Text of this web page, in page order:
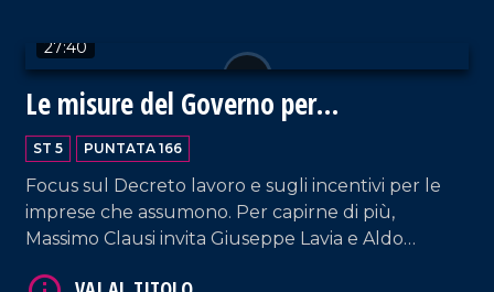
27:40
Le misure del Governo per
l'occupazione
ST 5 PUNTATA 166
Focus sul Decreto lavoro e sugli incentivi per le
imprese che assumono. Per capirne di più,
Massimo Clausi invita Giuseppe Lavia e Aldo
VAI AL TITOLO